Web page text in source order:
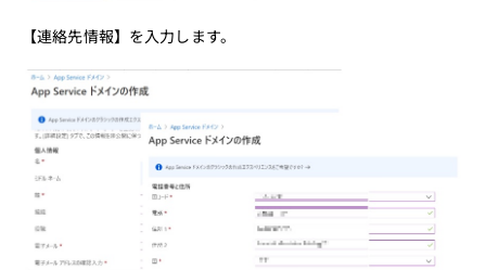
【連絡先情報】を入力します。